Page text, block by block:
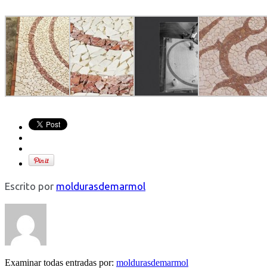
Escrito por moldurasdemarmol
Examinar todas entradas por: moldurasdemarmol